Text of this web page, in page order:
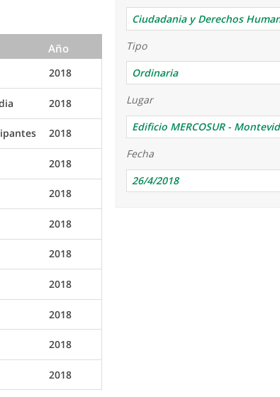
Ciudadania y Derechos
Tipo
Ordinaria
Lugar
Edificio MERCOSUR -
Fecha
26/4/2018
Año
2018
2018
2018
2018
2018
2018
2018
2018
2018
2018
2018